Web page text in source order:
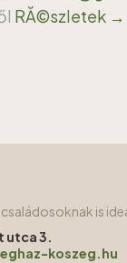
RĂ©szletek →
is
utca 3.
koszeg.hu